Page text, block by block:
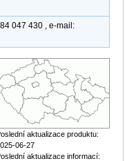
047 430 , e-mail:
aktualizace produktu:
06-27
aktualizace informací: